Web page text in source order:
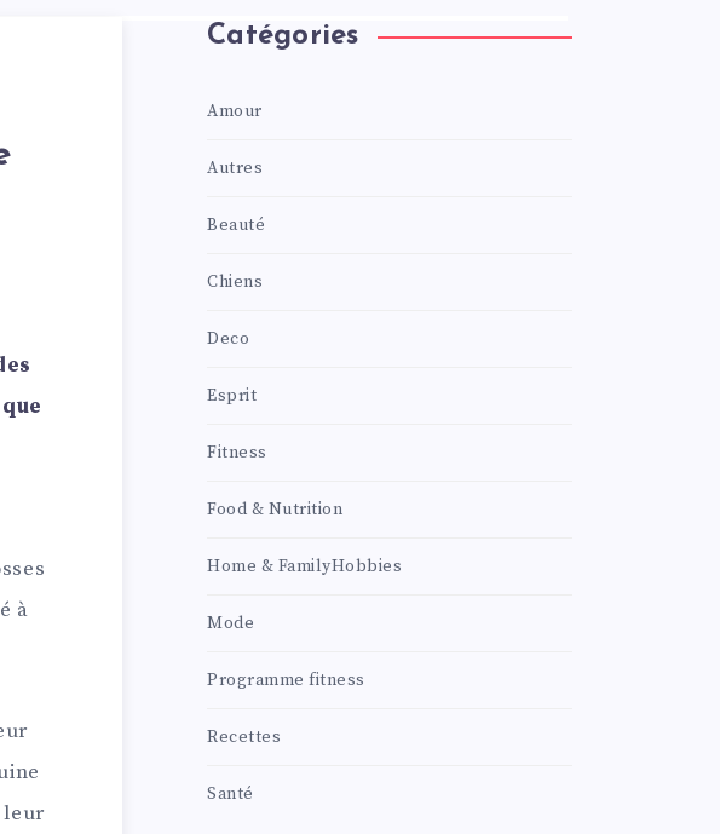
à
leur
Catégories
Amour
Autres
Beauté
Chiens
Deco
Esprit
Fitness
Food & Nutrition
Home & FamilyHobbies
Mode
Programme fitness
Recettes
Santé